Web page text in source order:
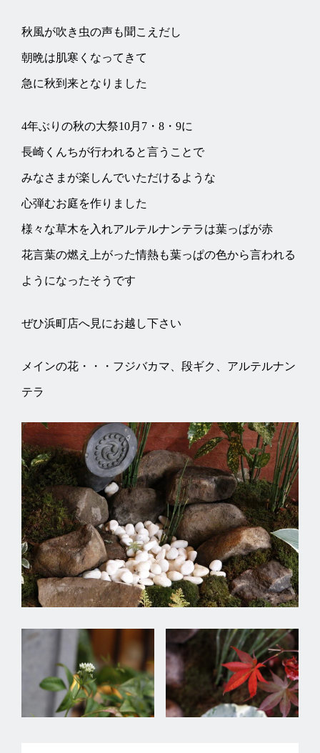
秋風が吹き虫の声も聞こえだし
朝晩は肌寒くなってきて
急に秋到来となりました
4年ぶりの秋の大祭10月7・8・9に
長崎くんちが行われると言うことで
みなさまが楽しんでいただけるような
心弾むお庭を作りました
様々な草木を入れアルテルナンテラは葉っぱが赤
花言葉の燃え上がった情熱も葉っぱの色から言われる
ようになったそうです
ぜひ浜町店へ見にお越し下さい
メインの花・・・フジバカマ、段ギク、アルテルナン
テラ